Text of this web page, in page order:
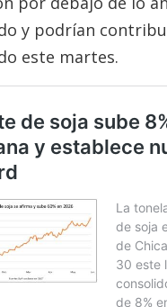
y podrían
este martes.